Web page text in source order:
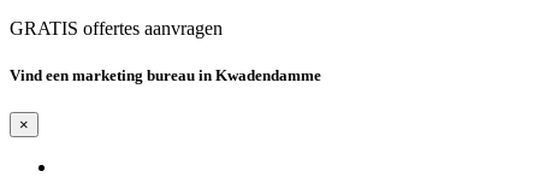
GRATIS offertes aanvragen
Vind een marketing bureau in Kwadendamme
×